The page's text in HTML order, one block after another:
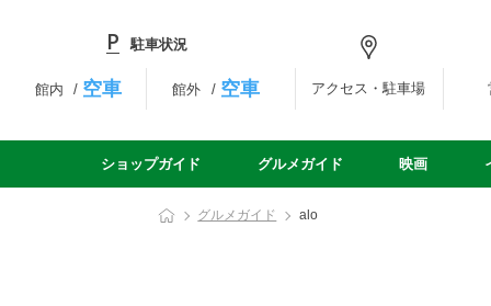
駐車状況
館内 空車 館外 空車 アクセス・駐車場
ショップガイド グルメガイド 映画
グルメガイド alo